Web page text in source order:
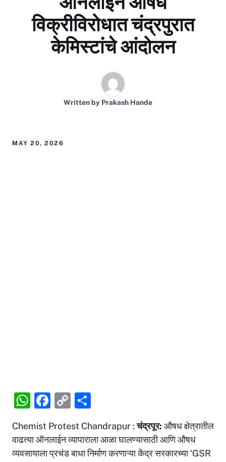
विक्रीविरोधात चंद्रपुरात
केमिस्टांचे आंदोलन
Written by Prakash Hande
MAY 20, 2026
W
at
s
F
c
e
C
p
y
ar
e
Chemist Protest Chandrapur :चंद्रपूर: औषध क्षेत्रातील
वाढत्या ऑनलाईन व्यापाराला आळा घालण्यासाठी आणि औषध
व्यवसायाला प्रचंड बाधा निर्माण करणाऱ्या केंद्र सरकारच्या ‘GSR